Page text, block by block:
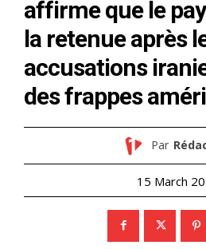
affirme que le
la retenue après
accusations
des frappes
Par
15 March